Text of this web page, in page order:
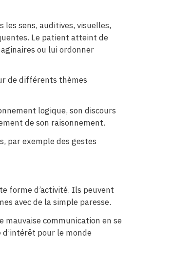
les sens, auditives, visuelles,
Le patient atteint de
ou lui ordonner
de différents thèmes
logique, son discours
de son raisonnement.
par exemple des gestes
forme d’activité. Ils peuvent
avec de la simple paresse.
mauvaise communication en se
pour le monde